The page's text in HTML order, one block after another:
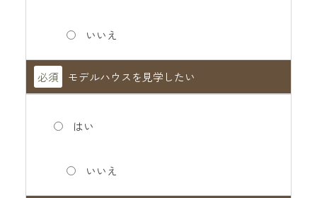
いいえ
必須 モデルハウスを見学したい
はい
いいえ